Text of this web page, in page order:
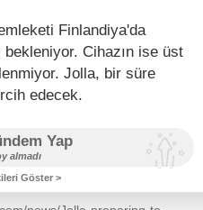
Finlandiya'da
bekleniyor. Cihazın ise üst
Jolla, bir süre
edecek.
Yap
almadı
Göster >